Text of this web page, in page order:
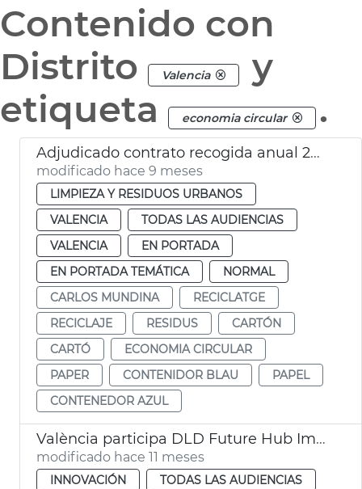
Contenido con
Distrito
Valencia
y
etiqueta
economia circular .
Adjudicado contrato recogida anual 24.000 toneladas papel y carton València
modificado hace 9 meses
LIMPIEZA Y RESIDUOS URBANOS
VALENCIA
TODAS LAS AUDIENCIAS
VALENCIA
EN PORTADA
EN PORTADA TEMÁTICA
NORMAL
CARLOS MUNDINA
RECICLATGE
RECICLAJE
RESIDUS
CARTÓN
CARTÓ
ECONOMIA CIRCULAR
PAPER
CONTENIDOR BLAU
PAPEL
CONTENEDOR AZUL
València participa DLD Future Hub Impact of AI
modificado hace 11 meses
INNOVACIÓN
TODAS LAS AUDIENCIAS